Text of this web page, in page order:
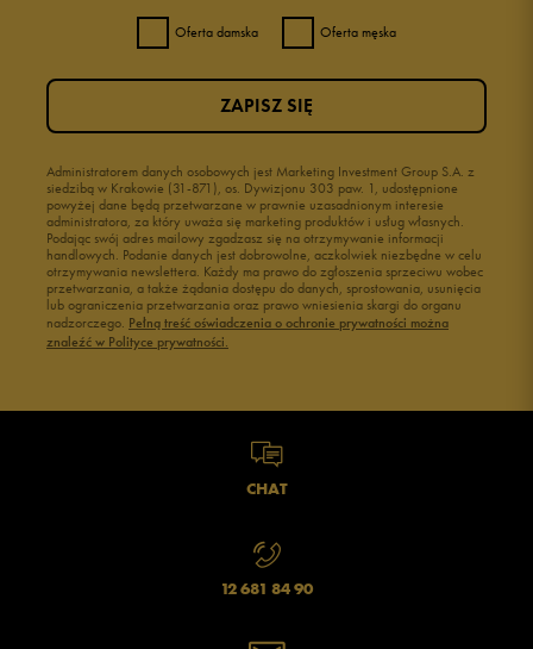
Oferta damska Oferta męska
Administratorem danych osobowych jest Marketing Investment Group S.A. z
siedzibą w Krakowie (31-871), os. Dywizjonu 303 paw. 1, udostępnione
powyżej dane będą przetwarzane w prawnie uzasadnionym interesie
administratora, za który uważa się marketing produktów i usług własnych.
Podając swój adres mailowy zgadzasz się na otrzymywanie informacji
handlowych. Podanie danych jest dobrowolne, aczkolwiek niezbędne w celu
otrzymywania newslettera. Każdy ma prawo do zgłoszenia sprzeciwu wobec
przetwarzania, a także żądania dostępu do danych, sprostowania, usunięcia
lub ograniczenia przetwarzania oraz prawo wniesienia skargi do organu
nadzorczego. Pełną treść oświadczenia o ochronie prywatności można
znaleźć w Polityce prywatności.
ZAPISZ SIĘ
CHAT
12 681 84 90